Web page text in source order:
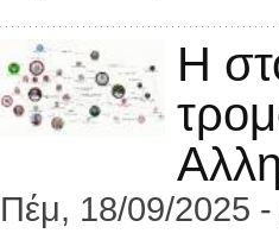
Η
Πέμ, 18/09/2025 -